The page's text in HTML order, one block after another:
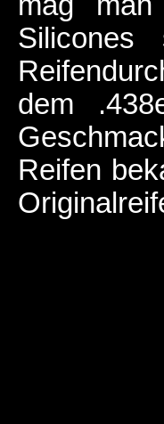
dem
Reifen